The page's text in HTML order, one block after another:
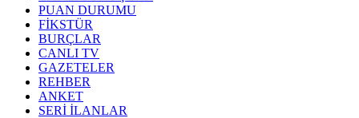
PUAN DURUMU
FİKSTÜR
BURÇLAR
CANLI TV
GAZETELER
REHBER
ANKET
SERİ İLANLAR